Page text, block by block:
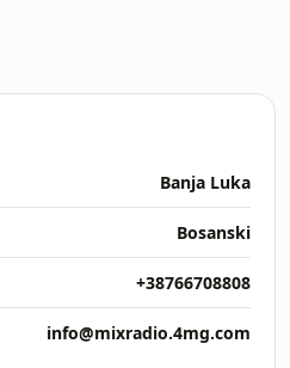
Banja Luka
Bosanski
+38766708808
info@mixradio.4mg.com